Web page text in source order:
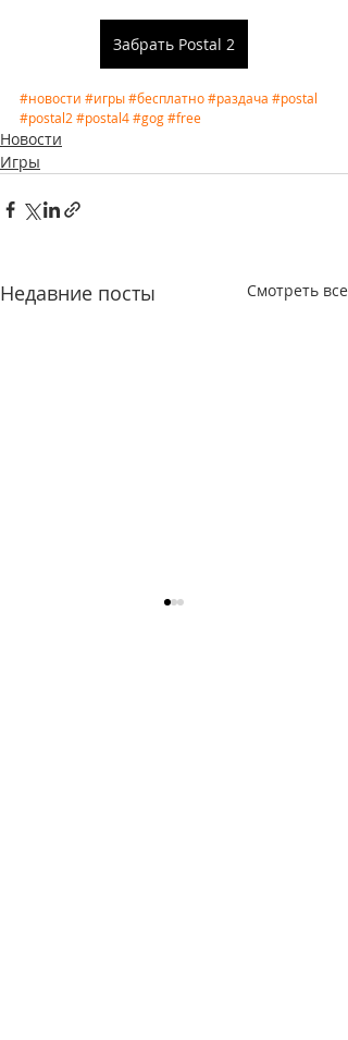
Забрать Postal 2
#новости #игры#бесплатно#раздача #postal
#postal2 #postal4#gog#free
Новости
Игры
Недавние посты Смотреть все